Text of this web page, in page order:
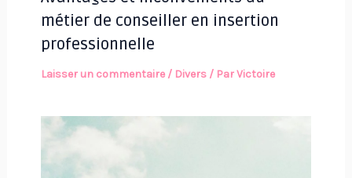
métier de conseiller en insertion
professionnelle
Laisser un commentaire / Divers/ ParVictoire